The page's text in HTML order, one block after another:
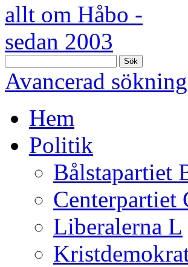
Sök
Avancerad sökning
Hem
Politik
Bålstapartiet
Centerpartiet
Liberalerna L